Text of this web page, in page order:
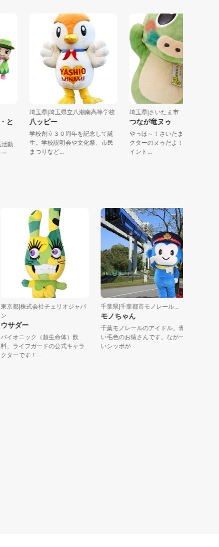
・と
民活動
ター
埼玉県|埼玉県立八潮南高等学校
八ッピー
学校創立３０周年を記念して誕
生。学校説明会や文化祭、市民
まつりなど...
埼玉県|さいたま市
つなが竜ヌゥ
やっほ～！さいたま市PRキ
クターのヌゥだよ！ チャー
イント...
都|株式会社チェリオジャパ
ダー
オニック（超生命体）飲
ライフガードの公式キャラ
ーです！...
千葉県|千葉都市モノレール...
モノちゃん
千葉モノレールのアイドル。青
い毛色のお猿さんです。ながー
いシッポが...